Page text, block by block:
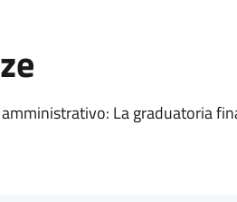
La graduatoria